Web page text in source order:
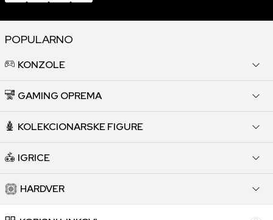
POPULARNO
KONZOLE
GAMING OPREMA
KOLEKCIONARSKE FIGURE
IGRICE
HARDVER